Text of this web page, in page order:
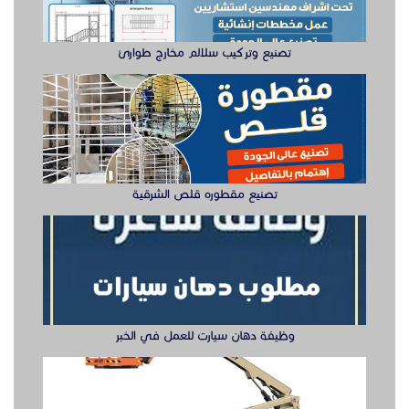
افضل مصنع ابواب wpc في السعودية
مصنع قناديل يُعتبر من أفضل المصانع في السعودية
لصناعة أبواب WPC، حيث يوفر منتجات عالية الجودة بأسعار
تنافسية. يغطي المصنع احتياجات العملاء في جميع المدن
السعودية.
ابواب دبليو بي سي
تصاميمها. تتوفر الأبواب بألوان وأشكال مختلفة لتلبية
احتياجات العملاء في جميع المدن السعودية.
سهلة التركيب والصيانة، مما يجعلها خيارًا اقتصاديًا وعمليًا.
تصنيع وتركيب سلالم مخارج طوارئ
تصنيع مقطوره قلص الشرقية
وظيفة دهان سيارت للعمل في الخبر